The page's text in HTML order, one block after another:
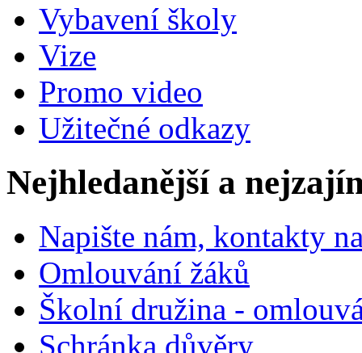
Vybavení školy
Vize
Promo video
Užitečné odkazy
Nejhledanější a
Napište nám, kontakty
Omlouvání žáků
Školní družina -
Schránka důvěry